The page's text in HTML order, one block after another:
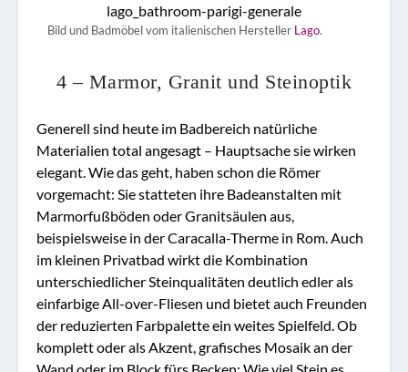
Bild und Badmöbel vom italienischen Hersteller Lago.
4 – Marmor, Granit und Steinoptik
Generell sind heute im Badbereich natürliche
Materialien total angesagt – Hauptsache sie wirken
elegant. Wie das geht, haben schon die Römer
vorgemacht: Sie statteten ihre Badeanstalten mit
Marmorfußböden oder Granitsäulen aus,
beispielsweise in der Caracalla-Therme in Rom. Auch
im kleinen Privatbad wirkt die Kombination
unterschiedlicher Steinqualitäten deutlich edler als
einfarbige All-over-Fliesen und bietet auch Freunden
der reduzierten Farbpalette ein weites Spielfeld. Ob
komplett oder als Akzent, grafisches Mosaik an der